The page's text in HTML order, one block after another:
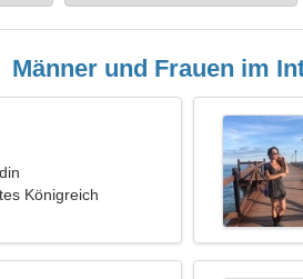
Männer und Frauen im
Königreich